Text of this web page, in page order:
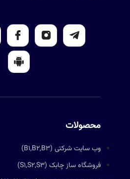
محصولات
وب سایت شرکتی (B1,B2,B3)
فروشگاه ساز چابک (S1,S2,S3)